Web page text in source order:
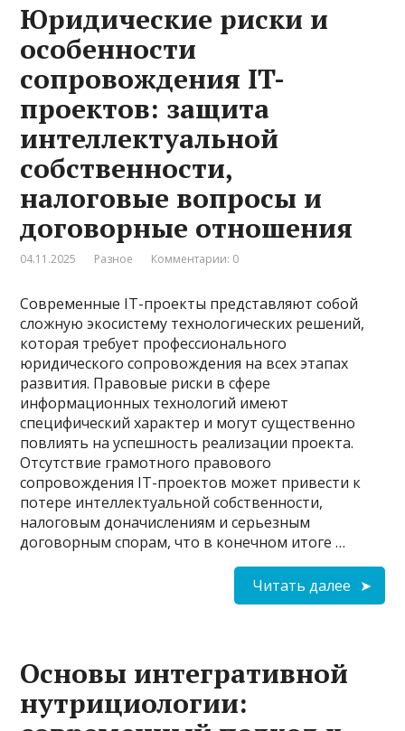
Юридические риски и
особенности
сопровождения IT-
проектов: защита
интеллектуальной
собственности,
налоговые вопросы и
договорные отношения
04.11.2025 Разное Комментарии: 0
Современные IT-проекты представляют собой
сложную экосистему технологических решений,
которая требует профессионального
юридического сопровождения на всех этапах
развития. Правовые риски в сфере
информационных технологий имеют
специфический характер и могут существенно
повлиять на успешность реализации проекта.
Отсутствие грамотного правового
сопровождения IT-проектов может привести к
потере интеллектуальной собственности,
налоговым доначислениям и серьезным
договорным спорам, что в конечном итоге …
Читать далее
Основы интегративной
нутрициологии: